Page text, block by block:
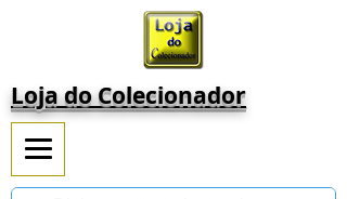
Loja do Colecionador